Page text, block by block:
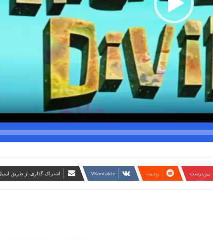
‫پین‌ترست ‫رددیت ‫VKontakte اشتراک گذاری از طریق